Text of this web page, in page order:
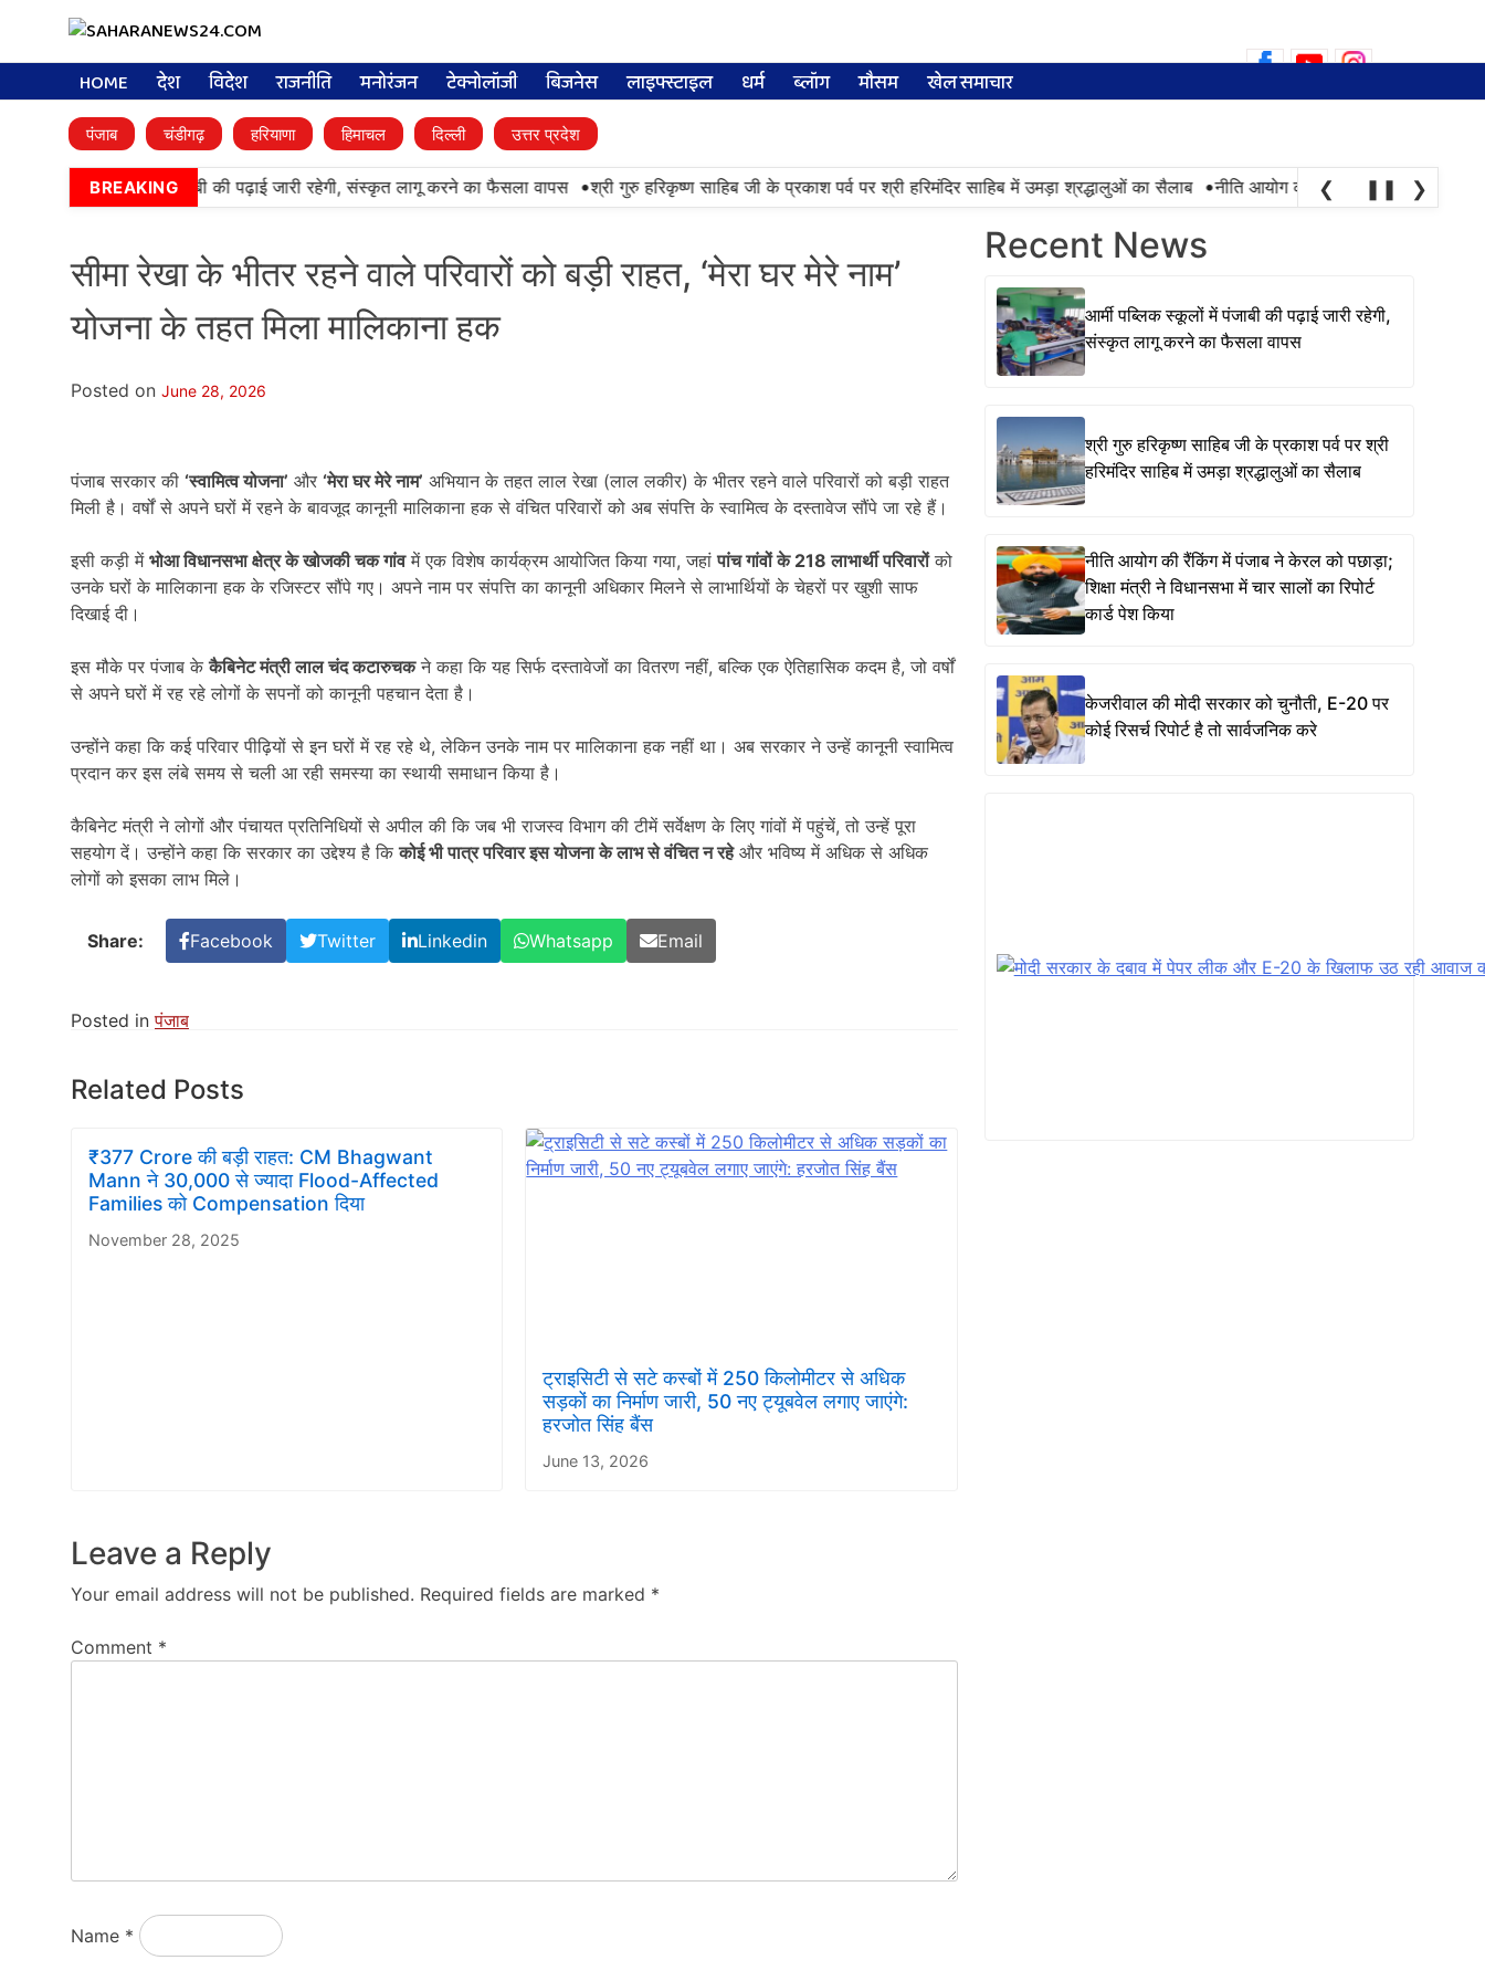
HOME देश विदेश राजनीति मनोरंजन टेक्नोलॉजी बिजनेस लाइफ्स्टाइल धर्म ब्लॉग मौसम खेल समाचार
पंजाब चंडीगढ़ हरियाणा हिमाचल दिल्ली उत्तर प्रदेश
BREAKING
आर्मी पब्लिक स्कूलों में पंजाबी की पढ़ाई जारी रहेगी, संस्कृत लागू करने का फैसला वापस • श्री गुरु हरिकृष्ण साहिब जी के प्रकाश पर्व पर श्री हरिमंदिर साहिब में उमड़ा श्रद्धालुओं का सैलाब • नीति आयोग की रैंकिंग में पंजाब ने केरल को
❮ ❚❚ ❯
सीमा रेखा के भीतर रहने वाले परिवारों को बड़ी राहत, ‘मेरा घर मेरे नाम’
योजना के तहत मिला मालिकाना हक
Posted on June 28, 2026
पंजाब सरकार की ‘स्वामित्व योजना’ और ‘मेरा घर मेरे नाम’ अभियान के तहत लाल रेखा (लाल लकीर) के भीतर रहने वाले परिवारों को बड़ी राहत
मिली है। वर्षों से अपने घरों में रहने के बावजूद कानूनी मालिकाना हक से वंचित परिवारों को अब संपत्ति के स्वामित्व के दस्तावेज सौंपे जा रहे हैं।
इसी कड़ी में भोआ विधानसभा क्षेत्र के खोजकी चक गांवमें एक विशेष कार्यक्रम आयोजित किया गया, जहांपांच गांवों के 218 लाभार्थी परिवारोंको
उनके घरों के मालिकाना हक के रजिस्टर सौंपे गए। अपने नाम पर संपत्ति का कानूनी अधिकार मिलने से लाभार्थियों के चेहरों पर खुशी साफ
दिखाई दी।
इस मौके पर पंजाब केकैबिनेट मंत्री लाल चंद कटारुचकने कहा कि यह सिर्फ दस्तावेजों का वितरण नहीं, बल्कि एक ऐतिहासिक कदम है, जो वर्षों
से अपने घरों में रह रहे लोगों के सपनों को कानूनी पहचान देता है।
उन्होंने कहा कि कई परिवार पीढ़ियों से इन घरों में रह रहे थे, लेकिन उनके नाम पर मालिकाना हक नहीं था। अब सरकार ने उन्हें कानूनी स्वामित्व
प्रदान कर इस लंबे समय से चली आ रही समस्या का स्थायी समाधान किया है।
कैबिनेट मंत्री ने लोगों और पंचायत प्रतिनिधियों से अपील की कि जब भी राजस्व विभाग की टीमें सर्वेक्षण के लिए गांवों में पहुंचें, तो उन्हें पूरा
सहयोग दें। उन्होंने कहा कि सरकार का उद्देश्य है किकोई भी पात्र परिवार इस योजना के लाभ से वंचित न रहेऔर भविष्य में अधिक से अधिक
लोगों को इसका लाभ मिले।
Share: Facebook Twitter Linkedin Whatsapp Email
Posted inपंजाब
Related Posts
₹377 Crore की बड़ी राहत: CM Bhagwant
Mann ने 30,000 से ज्यादा Flood-Affected
Families को Compensation दिया
November 28, 2025
ट्राइसिटी से सटे कस्बों में 250 किलोमीटर से अधिक
सड़कों का निर्माण जारी, 50 नए ट्यूबवेल लगाए जाएंगे:
हरजोत सिंह बैंस
June 13, 2026
Leave a Reply
Your email address will not be published. Required fields are marked *
Comment *
Name *
Recent News
आर्मी पब्लिक स्कूलों में पंजाबी की पढ़ाई जारी रहेगी,
संस्कृत लागू करने का फैसला वापस
श्री गुरु हरिकृष्ण साहिब जी के प्रकाश पर्व पर श्री
हरिमंदिर साहिब में उमड़ा श्रद्धालुओं का सैलाब
नीति आयोग की रैंकिंग में पंजाब ने केरल को पछाड़ा;
शिक्षा मंत्री ने विधानसभा में चार सालों का रिपोर्ट
कार्ड पेश किया
केजरीवाल की मोदी सरकार को चुनौती, E-20 पर
कोई रिसर्च रिपोर्ट है तो सार्वजनिक करे